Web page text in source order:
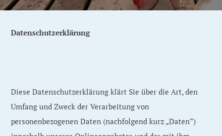
Datenschutzerklärung
Diese Datenschutzerklärung klärt Sie über die Art, den
Umfang und Zweck der Verarbeitung von
personenbezogenen Daten (nachfolgend kurz „Daten“)